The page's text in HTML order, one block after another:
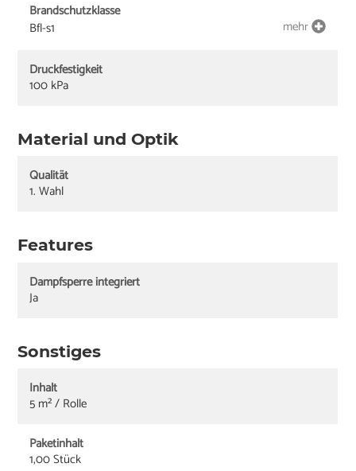
Brandschutzklasse
Bfl-s1
mehr
Druckfestigkeit
100 kPa
Material und Optik
Qualität
1. Wahl
Features
Dampfsperre integriert
Ja
Sonstiges
Inhalt
5 m² / Rolle
Paketinhalt
1,00 Stück